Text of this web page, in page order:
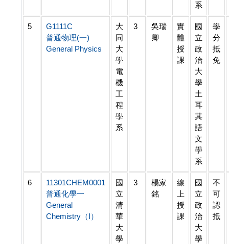
系
5
G1111C
普通物理(一)
General Physics
大
同
大
學
電
機
工
程
學
系
3
吳瑞
卿
實
體
授
課
國
立
政
治
大
學
土
耳
其
語
文
學
系
學
分
抵
免
6
11301CHEM0001
普通化學一
General
Chemistry（I）
國
立
清
華
大
學
3
楊家
銘
線
上
授
課
國
立
政
治
大
學
不
可
認
抵